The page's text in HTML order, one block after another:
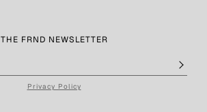
THE FRND NEWSLETTER
Privacy Policy